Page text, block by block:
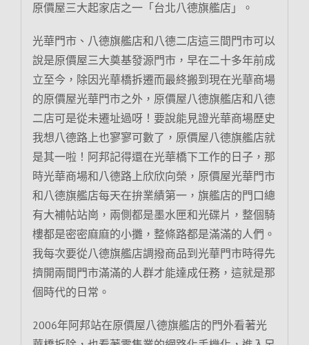
原價屋三大起家店之一「台北八德旗艦店」。
光華門市、八德旗艦店和八德二店這三間門市可以
說是原價屋三大奠基發源門市，早在二十多年前成
立至今，除因光華橋拆遷而最終搬到現在光華商場
的原價屋光華門市之外，原價屋八德旗艦店和八德
二店可是從未遷址過呀！要說能見證光華商場歷史
我想八德路上也寥寥可數了，原價屋八德旗艦店就
是其一啦！阿邦記得還在光華橋下工作的日子，那
時光華商場和八德路上欣欣向榮，原價屋光華門市
和八德旗艦店每天在拚業績第一，旗艦店的門口總
有大補帖站崗，兩側都是墨水匣和光碟片，整個騎
樓都是密密麻麻的小攤，整條路都是滿滿的人們。
我每次要從八德旗艦店調撥商品到光華門市時得先
擠開兩間門市滿滿的人群才能達成任務，這就是那
個時代的日常。
2006年阿邦站在原價屋八德旗艦店的門外看著光